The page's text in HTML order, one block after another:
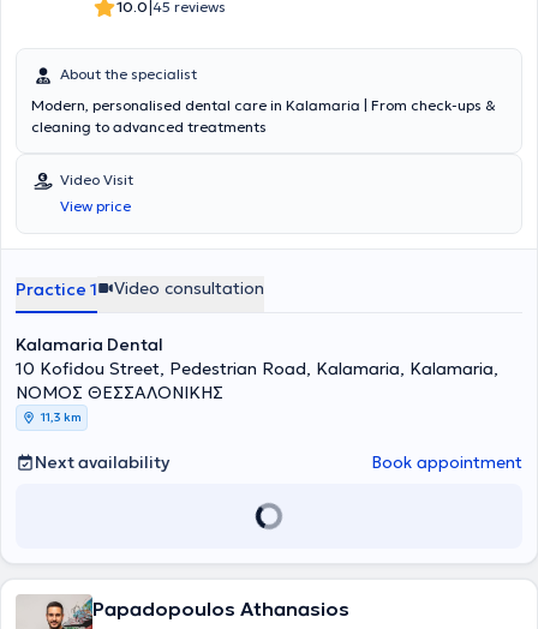
10.0|45 reviews
About the specialist
Modern, personalised dental care in Kalamaria | From check-ups &
cleaning to advanced treatments
Video Visit
View price
Practice 1 Video consultation
Kalamaria Dental
10 Kofidou Street, Pedestrian Road, Kalamaria, Kalamaria,
ΝΟΜΟΣ ΘΕΣΣΑΛΟΝΙΚΗΣ
11,3 km
Next availability Book appointment
Papadopoulos Athanasios